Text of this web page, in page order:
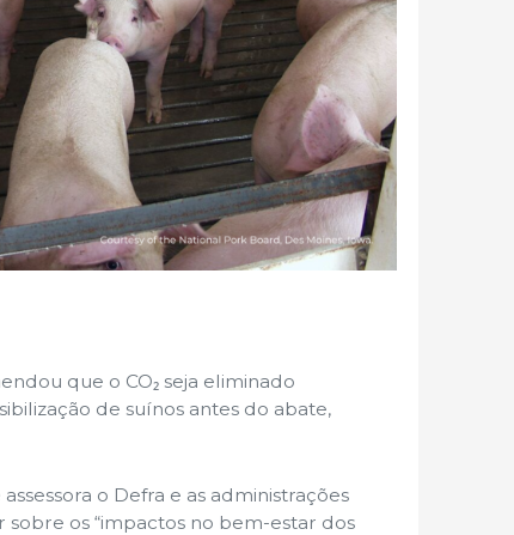
que o CO₂ seja eliminado
de suínos antes do abate,
o Defra e as administrações
os “impactos no bem-estar dos